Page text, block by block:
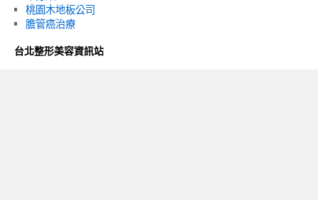
桃園木地板公司
膽管癌治療
台北整形美容資訊站